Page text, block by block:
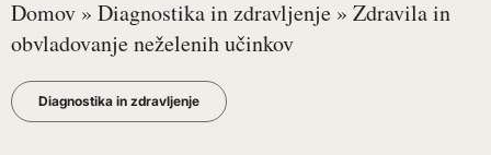
Domov » Diagnostika in zdravljenje » Zdravila in
obvladovanje neželenih učinkov
Diagnostika in zdravljenje